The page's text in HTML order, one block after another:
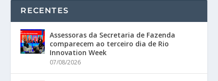
RECENTES
Assessoras da Secretaria de Fazenda
comparecem ao terceiro dia de Rio
Innovation Week
07/08/2026